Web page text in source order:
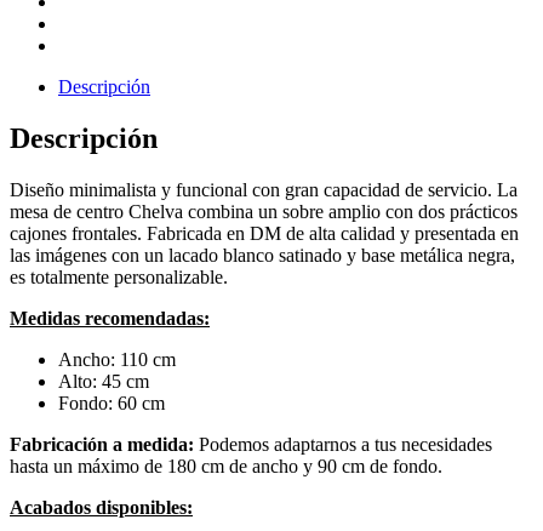
Descripción
Descripción
Diseño minimalista y funcional con gran capacidad de servicio. La
mesa de centro Chelva combina un sobre amplio con dos prácticos
cajones frontales. Fabricada en DM de alta calidad y presentada en
las imágenes con un lacado blanco satinado y base metálica negra,
es totalmente personalizable.
Medidas recomendadas:
Ancho: 110 cm
Alto: 45 cm
Fondo: 60 cm
Fabricación a medida: Podemos adaptarnos a tus necesidades
hasta un máximo de 180 cm de ancho y 90 cm de fondo.
Acabados disponibles: